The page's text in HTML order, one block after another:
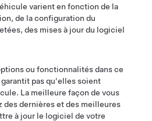
varient en fonction de la
de la configuration du
des mises à jour du logiciel
ou fonctionnalités dans ce
pas qu'elles soient
La meilleure façon de vous
des dernières et des meilleures
à jour le logiciel de votre